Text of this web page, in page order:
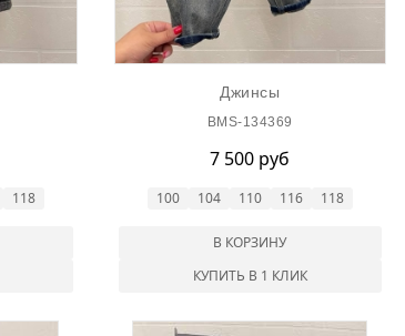
118
Джинсы
BMS-134369
7 500 руб
100 104 110 116 118
В КОРЗИНУ
КУПИТЬ В 1 КЛИК